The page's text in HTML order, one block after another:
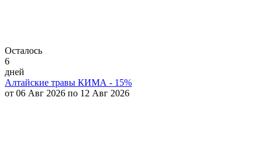
Осталось
6
дней
Алтайские травы КИМА - 15%
от 06 Авг 2026 по 12 Авг 2026